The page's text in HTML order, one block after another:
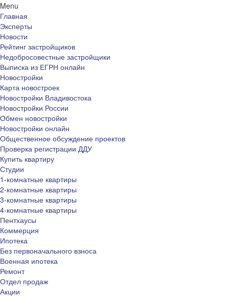
Menu
Главная
Эксперты
Новости
Рейтинг застройщиков
Недобросовестные застройщики
Выписка из ЕГРН онлайн
Новостройки
Карта новостроек
Новостройки Владивостока
Новостройки России
Обмен новостройки
Новостройки онлайн
Общественное обсуждение проектов
Проверка регистрации ДДУ
Купить квартиру
Студии
1-комнатные квартиры
2-комнатные квартиры
3-комнатные квартиры
4-комнатные квартиры
Пентхаусы
Коммерция
Ипотека
Без первоначального взноса
Военная ипотека
Ремонт
Отдел продаж
Акции